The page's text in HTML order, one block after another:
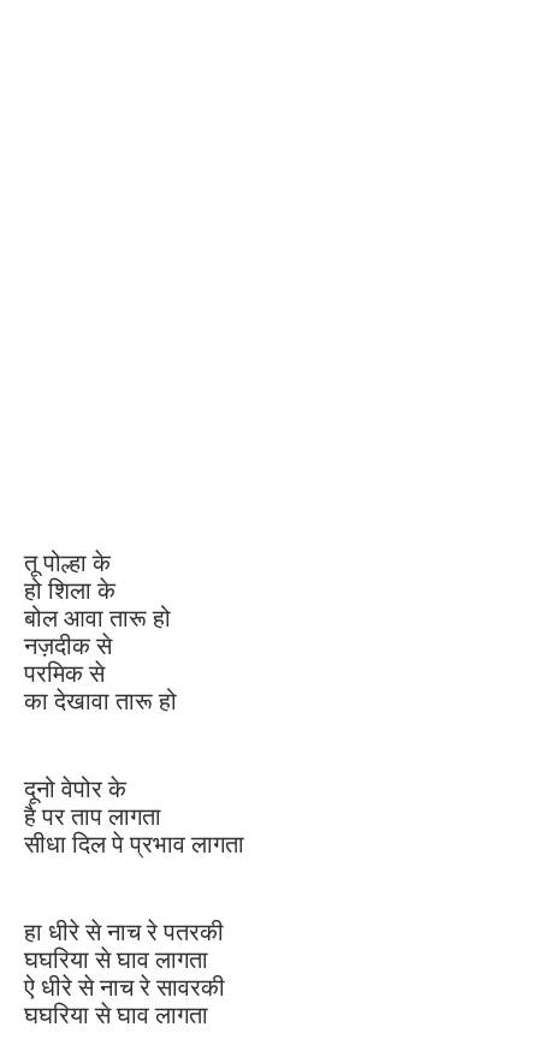
तू पोल्हा के
हो शिला के
बोल आवा तारू हो
नज़दीक से
परमिक से
का देखावा तारू हो
दूनो वेपोर के
है पर ताप लागता
सीधा दिल पे प्रभाव लागता
हा धीरे से नाच रे पतरकी
घघरिया से घाव लागता
ऐ धीरे से नाच रे सावरकी
घघरिया से घाव लागता